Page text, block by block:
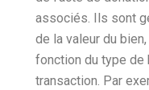
associés. Ils sont
de la valeur du
fonction du type de
transaction. Par